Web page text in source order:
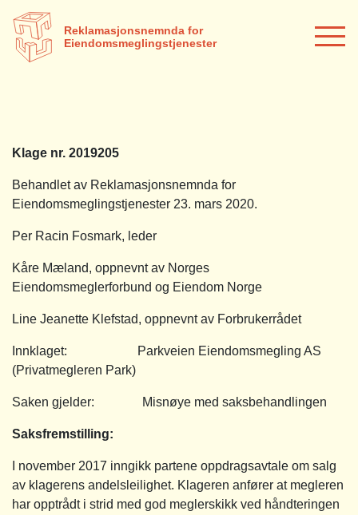
Reklamasjonsnemnda for
Eiendomsmeglingstjenester
Klage nr. 2019205
Behandlet av Reklamasjonsnemnda for
Eiendomsmeglingstjenester 23. mars 2020.
Per Racin Fosmark, leder
Kåre Mæland, oppnevnt av Norges
Eiendomsmeglerforbund og Eiendom Norge
Line Jeanette Klefstad, oppnevnt av Forbrukerrådet
Innklaget: Parkveien Eiendomsmegling AS
(Privatmegleren Park)
Saken gjelder: Misnøye med saksbehandlingen
Saksfremstilling:
I november 2017 inngikk partene oppdragsavtale om salg
av klagerens andelsleilighet. Klageren anfører at megleren
har opptrådt i strid med god meglerskikk ved håndteringen